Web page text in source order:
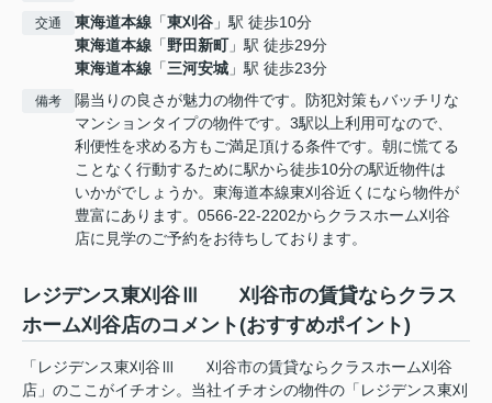
交通 東海道本線 「東刈谷 」駅 徒歩10分
東海道本線 「野田新町」駅 徒歩29分
東海道本線 「三河安城 」駅 徒歩23分
備考
陽当りの良さが魅力の物件です。防犯対策もバッチリな
マンションタイプの物件です。3駅以上利用可なので、
利便性を求める方もご満足頂ける条件です。朝に慌てる
ことなく行動するために駅から徒歩10分の駅近物件は
いかがでしょうか。東海道本線東刈谷近くになら物件が
豊富にあります。0566-22-2202からクラスホーム刈谷
店に見学のご予約をお待ちしております。
レジデンス東刈谷Ⅲ 刈谷市の賃貸ならクラス
ホーム刈谷店のコメント(おすすめポイント)
「レジデンス東刈谷Ⅲ 刈谷市の賃貸ならクラスホーム刈谷
店」のここがイチオシ。当社イチオシの物件の「レジデンス東刈